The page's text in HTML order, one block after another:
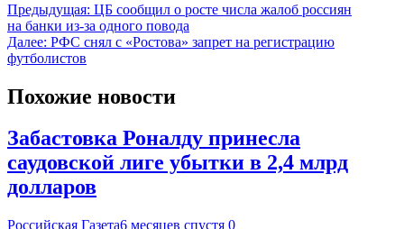
Предыдущая: ЦБ сообщил о росте числа жалоб россиян
на банки из-за одного повода
Далее: РФС снял с «Ростова» запрет на регистрацию
футболистов
Похожие новости
Забастовка Роналду принесла
саудовской лиге убытки в 2,4 млрд
долларов
Российская Газета6 месяцев спустя 0